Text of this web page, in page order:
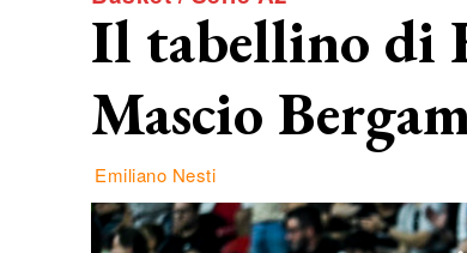
Il tabellino di
Mascio
Emiliano Nesti